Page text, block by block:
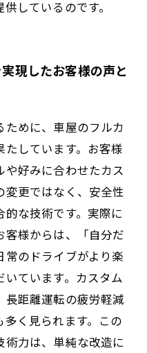
しているのです。
現したお客様の声と
めに、車屋のフルカ
しています。お客様
好みに合わせたカス
更ではなく、安全性
な技術です。実際に
客様からは、「自分だ
のドライブがより楽
いています。カスタム
距離運転の疲労軽減
く見られます。この
力は、単純な改造に